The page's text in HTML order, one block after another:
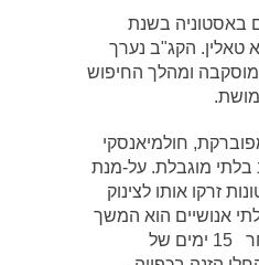
באסטוניה בשנת
טאלין. הקג"ב נערך
ומהלך החיפוש
חולמיאנסקי
בלתי מוגבלת. על-מנת
זרקו אותו לצינוק
אנושיים הוא המשך
את שביתת רעב. לאחר 15 ימים של